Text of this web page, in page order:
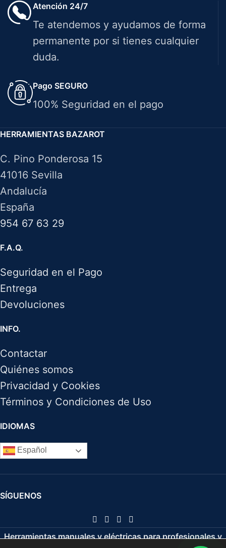
Atención 24/7
Te atendemos y ayudamos de forma
permanente por si tienes cualquier
duda.
Pago SEGURO
100% Seguridad en el pago
HERRAMIENTAS BAZAROT
C. Pino Ponderosa 15
41016 Sevilla
Andalucía
España
954 67 63 29
F.A.Q.
Seguridad en el Pago
Entrega
Devoluciones
INFO.
Contactar
Quiénes somos
Privacidad y Cookies
Términos y Condiciones de Uso
IDIOMAS
Español
SÍGUENOS
Herramientas manuales y eléctricas para profesionales y